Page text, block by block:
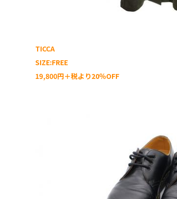
TICCA
SIZE:FREE
19,800円＋税より20％OFF